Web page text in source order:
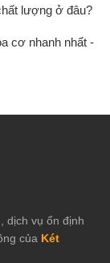
hỗ trợ tới 30 vân
biệt
lượng ở đâu?
cơ nhanh nhất -
dịch vụ ổn định
của Két